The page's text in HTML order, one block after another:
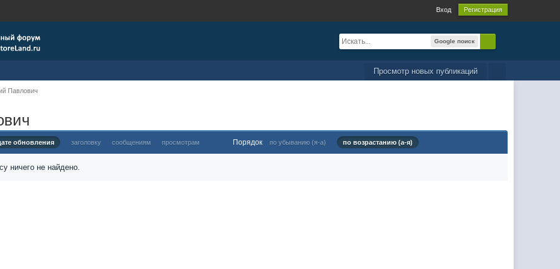
Вход Регистрация
Google поиск
Просмотр новых публикаций
Павлович
обновления заголовку сообщениям просмотрам Порядок по убыванию (я-а) по возрастанию (а-я)
ничего не найдено.